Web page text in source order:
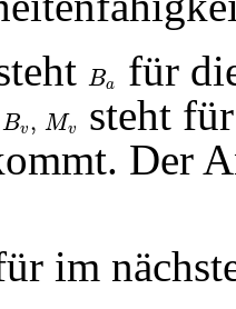
Ba
Ba
für
Bv , Mv
Bv,M v
steht
Der
im